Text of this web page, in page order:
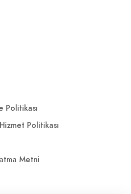
Politikası
Politikası
Metni